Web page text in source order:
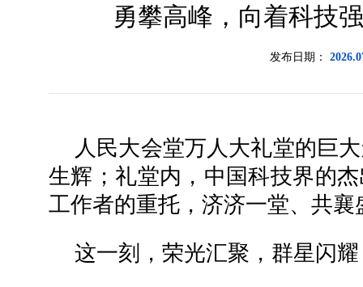
勇攀高峰，向着科技
发布日期：
人民大会堂万人大礼堂的巨
生辉；礼堂内，中国科技界的
工作者的重托，济济一堂、共襄
这一刻，荣光汇聚，群星闪